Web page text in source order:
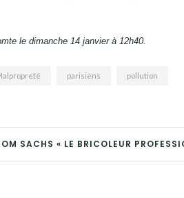
le dimanche 14 janvier à 12h40.
parisiens pollution
SACHS « LE BRICOLEUR